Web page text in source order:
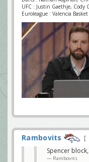
UFC : Justin Gaethje, Cody
Euroleague : Valencia
Rambovits
Spencer
Rambovits